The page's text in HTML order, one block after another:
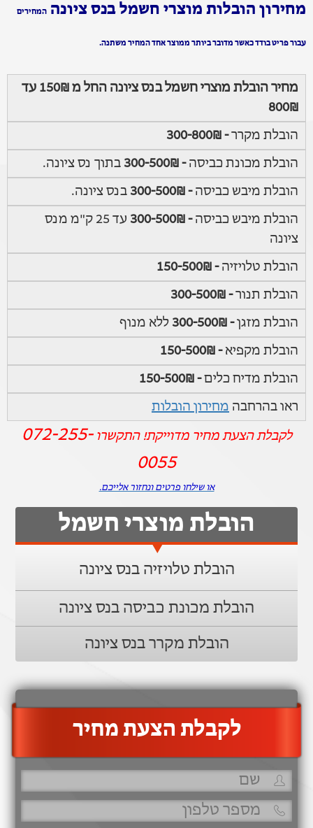
מחירון הובלות מוצרי חשמל בנס ציונה המחירים
עבור פריט בודד כאשר מדובר ביותר ממוצר אחד המחיר משתנה.
מחיר הובלת מוצרי חשמל בנס ציונה החל מ 150₪ עד
800₪
הובלת מקרר- 300-800₪
הובלת מכונת כביסה - 300-500₪
בתוך נס ציונה.
הובלת מיבש כביסה - 300-500₪
בנס ציונה.
הובלת מיבש כביסה - 300-500₪
עד 25 ק"מ מנס
ציונה
הובלת טלויזיה - 150-500₪
הובלת תנור- 300-500₪
הובלת מזגן- 300-500₪
ללא מנוף
הובלת מקפיא- 150-500₪
הובלת מדיח כלים- 150-500₪
ראו בהרחבה מחירון הובלות
לקבלת הצעת מחיר מדוייקת! התקשרו072-255-
0055
או שילחו פרטים ונחזור אלייכם.
הובלת מוצרי חשמל
הובלת טלויזיה בנס ציונה
הובלת מכונת כביסה בנס ציונה
הובלת מקרר בנס ציונה
‫לקבלת הצעת מחיר